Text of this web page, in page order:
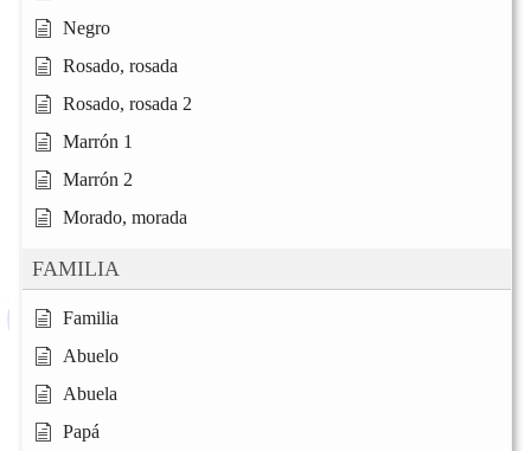
Negro
Rosado, rosada
Rosado, rosada 2
Marrón 1
Marrón 2
Morado, morada
FAMILIA
Familia
Abuelo
Abuela
Papá